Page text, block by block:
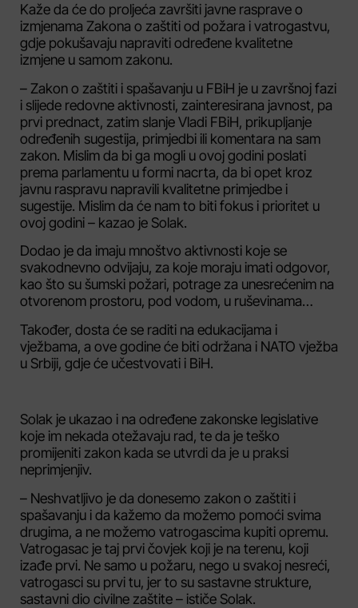
Kaže da će do proljeća završiti javne rasprave o
izmjenama Zakona o zaštiti od požara i vatrogastvu,
gdje pokušavaju napraviti određene kvalitetne
izmjene u samom zakonu.
– Zakon o zaštiti i spašavanju u FBiH je u završnoj fazi
i slijede redovne aktivnosti, zainteresirana javnost, pa
prvi prednact, zatim slanje Vladi FBiH, prikupljanje
određenih sugestija, primjedbi ili komentara na sam
zakon. Mislim da bi ga mogli u ovoj godini poslati
prema parlamentu u formi nacrta, da bi opet kroz
javnu raspravu napravili kvalitetne primjedbe i
sugestije. Mislim da će nam to biti fokus i prioritet u
ovoj godini – kazao je Solak.
Dodao je da imaju mnoštvo aktivnosti koje se
svakodnevno odvijaju, za koje moraju imati odgovor,
kao što su šumski požari, potrage za unesrećenim na
otvorenom prostoru, pod vodom, u ruševinama…
Također, dosta će se raditi na edukacijama i
vježbama, a ove godine će biti održana i NATO vježba
u Srbiji, gdje će učestvovati i BiH.
Solak je ukazao i na određene zakonske legislative
koje im nekada otežavaju rad, te da je teško
promijeniti zakon kada se utvrdi da je u praksi
neprimjenjiv.
– Neshvatljivo je da donesemo zakon o zaštiti i
spašavanju i da kažemo da možemo pomoći svima
drugima, a ne možemo vatrogascima kupiti opremu.
Vatrogasac je taj prvi čovjek koji je na terenu, koji
izađe prvi. Ne samo u požaru, nego u svakoj nesreći,
vatrogasci su prvi tu, jer to su sastavne strukture,
sastavni dio civilne zaštite – ističe Solak.